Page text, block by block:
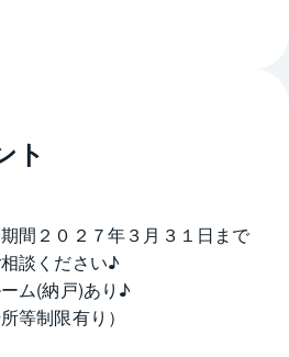
ト
間２０２７年３月３１日まで
談ください♪
ム(納戸)あり♪
等制限有り）